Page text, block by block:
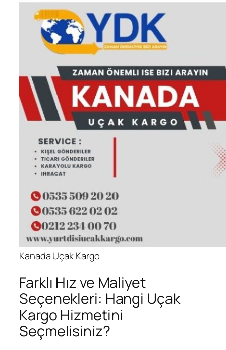
Kanada Uçak Kargo
Farklı Hız ve Maliyet
Seçenekleri: Hangi Uçak
Kargo Hizmetini
Seçmelisiniz?